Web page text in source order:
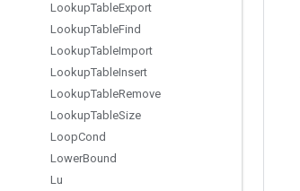
LookupTableExport
LookupTableFind
LookupTableImport
LookupTableInsert
LookupTableRemove
LookupTableSize
LoopCond
LowerBound
Lu